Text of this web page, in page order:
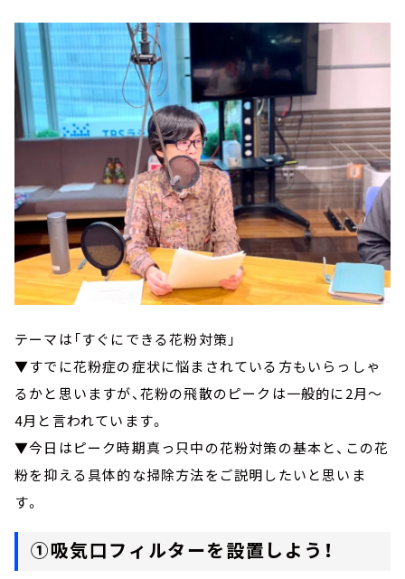
テーマは「すぐにできる花粉対策」
▼すでに花粉症の症状に悩まされている方もいらっしゃ
るかと思いますが、花粉の飛散のピークは一般的に2月～
4月と言われています。
▼今日はピーク時期真っ只中の花粉対策の基本と、この花
粉を抑える具体的な掃除方法をご説明したいと思いま
す。
①吸気口フィルターを設置しよう！